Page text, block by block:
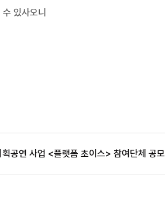
있사오니
공연 사업 <플랫폼 초이스> 참여단체 공모